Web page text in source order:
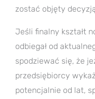
zostać objęty
Jeśli finalny kształt
odbiegał od
spodziewać się, że
przedsiębiorcy
potencjalnie od lat,